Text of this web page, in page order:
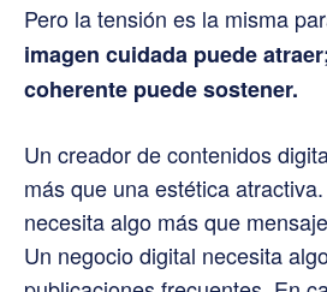
Pero la tensión es la misma
imagen cuidada puede
coherente puede sostener.
Un creador de contenidos
más que una estética
necesita algo más que
Un negocio digital necesita